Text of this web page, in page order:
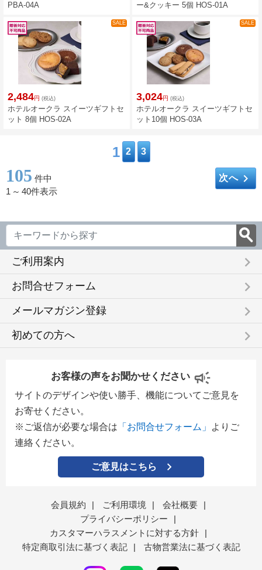
PBA-04A
ー&クッキー 5個 HOS-01A
SALE
2,484円 (税込)
ホテルオークラ スイーツギフトセ
ット 8個 HOS-02A
SALE
3,024円 (税込)
ホテルオークラ スイーツギフトセ
ット10個 HOS-03A
1 2 3
105 件中
1 ～ 40件表示
次へkeyboard_arrow_right
ご利用案内 keyboard_arrow_right
お問合せフォーム keyboard_arrow_right
メールマガジン登録 keyboard_arrow_right
初めての方へ keyboard_arrow_right
お客様の声をお聞かせください
サイトのデザインや使い勝手、機能についてご意見を
お寄せください。
※ご返信が必要な場合は 「お問合せフォーム」
よりご
連絡ください。
ご意見はこちら
会員規約 | ご利用環境 | 会社概要
|
プライバシーポリシー
|
カスタマーハラスメントに対する方針
|
特定商取引法に基づく表記
| 古物営業法に基づく表記